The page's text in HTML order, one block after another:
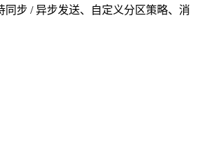
同步 / 异步发送、自定义分区策略、消